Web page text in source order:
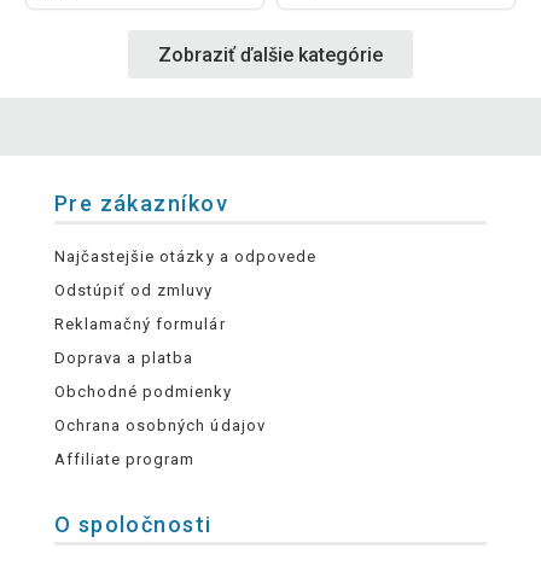
Zobraziť ďalšie kategórie
Pre zákazníkov
Najčastejšie otázky a odpovede
Odstúpiť od zmluvy
Reklamačný formulár
Doprava a platba
Obchodné podmienky
Ochrana osobných údajov
Affiliate program
O spoločnosti